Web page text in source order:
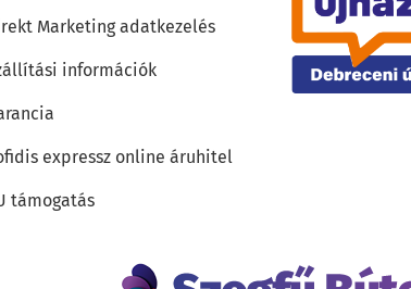
Marketing adatkezelés
információk
expressz online áruhitel
támogatás